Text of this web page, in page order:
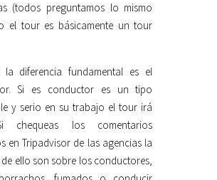
(todos preguntamos lo mismo
el tour es básicamente un tour
la diferencia fundamental es el
Si es conductor es un tipo
y serio en su trabajo el tour irá
chequeas los comentarios
en Tripadvisor de las agencias la
ello son sobre los conductores,